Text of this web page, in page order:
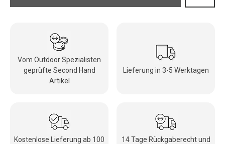
Vom Outdoor Spezialisten
geprüfte Second Hand
Artikel
Lieferung in 3-5 Werktagen
Kostenlose Lieferung ab 100
14 Tage Rückgaberecht und